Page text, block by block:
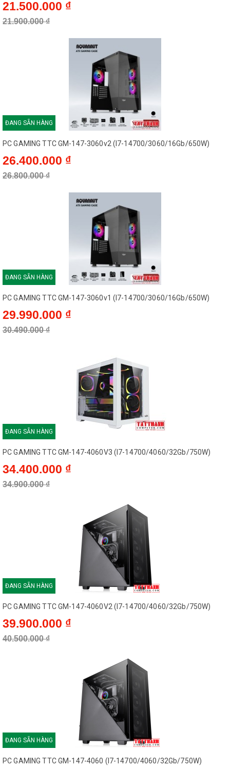
21.500.000 ₫
21.900.000 ₫
ĐANG SẴN HÀNG
PC GAMING TTC GM-147-3060v2 (I7-14700/3060/16Gb/650W)
26.400.000 ₫
26.800.000 ₫
ĐANG SẴN HÀNG
PC GAMING TTC GM-147-3060v1 (I7-14700/3060/16Gb/650W)
29.990.000 ₫
30.490.000 ₫
ĐANG SẴN HÀNG
PC GAMING TTC GM-147-4060V3 (I7-14700/4060/32Gb/750W)
34.400.000 ₫
34.900.000 ₫
ĐANG SẴN HÀNG
PC GAMING TTC GM-147-4060V2 (I7-14700/4060/32Gb/750W)
39.900.000 ₫
40.500.000 ₫
ĐANG SẴN HÀNG
PC GAMING TTC GM-147-4060 (I7-14700/4060/32Gb/750W)